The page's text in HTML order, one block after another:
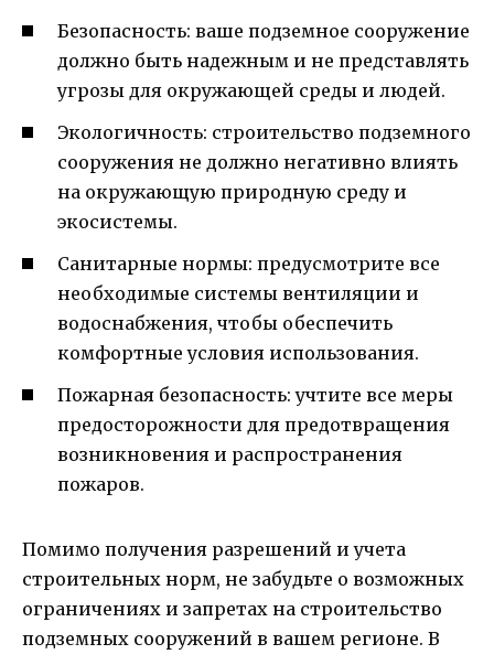
Безопасность: ваше подземное сооружение
должно быть надежным и не представлять
угрозы для окружающей среды и людей.
Экологичность: строительство подземного
сооружения не должно негативно влиять
на окружающую природную среду и
экосистемы.
Санитарные нормы: предусмотрите все
необходимые системы вентиляции и
водоснабжения, чтобы обеспечить
комфортные условия использования.
Пожарная безопасность: учтите все меры
предосторожности для предотвращения
возникновения и распространения
пожаров.
Помимо получения разрешений и учета
строительных норм, не забудьте о возможных
ограничениях и запретах на строительство
подземных сооружений в вашем регионе. В